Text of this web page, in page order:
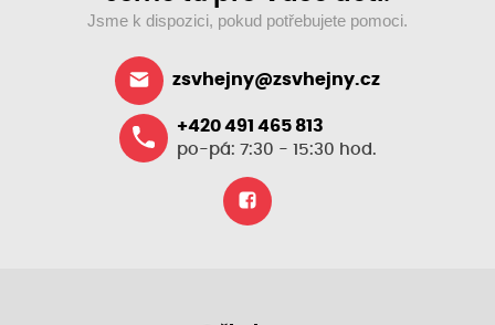
Jsme k dispozici, pokud potřebujete pomoci.
zsvhejny@zsvhejny.cz
+420 491 465 813
po-pá: 7:30 - 15:30 hod.